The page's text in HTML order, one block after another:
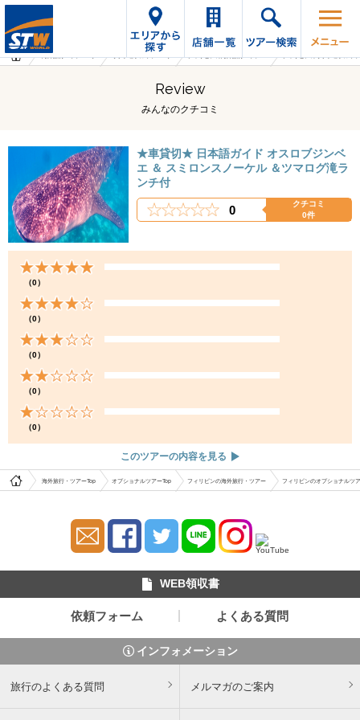
Review
みんなのクチコミ
★車貸切★ 日本語ガイド オスロブジンベ
エ ＆ スミロンスノーケル ＆ツマログ滝ラ
ンチ付
0
クチコミ
0件
（0）
（0）
（0）
（0）
（0）
このツアーの内容を見る
海外旅行・ツアーTop オプショナルツアーTop フィリピンの海外旅行・ツアー フィリピンのオプショナルツ
WEB領収書
依頼フォーム よくある質問
インフォメーション
旅行のよくある質問 メルマガのご案内